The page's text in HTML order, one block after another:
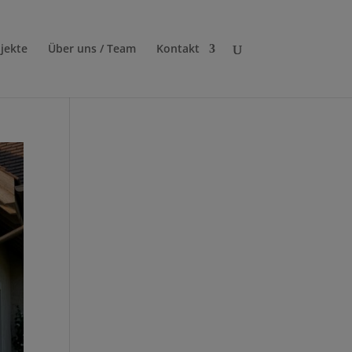
Über uns / Team Kontakt